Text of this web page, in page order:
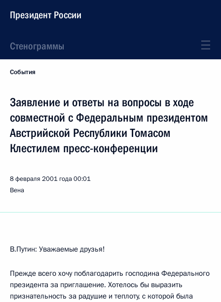
Президент России
Стенограммы
События
Заявление и ответы на вопросы в ходе
совместной с Федеральным президентом
Австрийской Республики Томасом
Клестилем пресс-конференции
8 февраля 2001 года00:01
Вена
В.Путин: Уважаемые друзья!
Прежде всего хочу поблагодарить господина Федерального
президента за приглашение. Хотелось бы выразить
признательность за радушие и теплоту, с которой была